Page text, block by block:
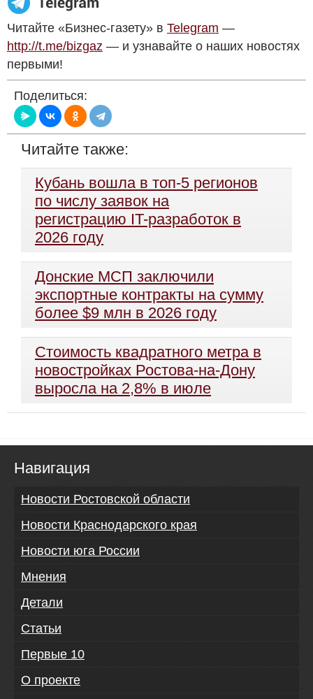
Читайте «Бизнес-газету» в Telegram —
http://t.me/bizgaz — и узнавайте о наших новостях
первыми!
Поделиться:
Читайте также:
Кубань вошла в топ-5 регионов
по числу заявок на
регистрацию IT-разработок в
2026 году
Донские МСП заключили
экспортные контракты на сумму
более $9 млн в 2026 году
Стоимость квадратного метра в
новостройках Ростова-на-Дону
выросла на 2,8% в июле
Навигация
Новости Ростовской области
Новости Краснодарского края
Новости юга России
Мнения
Детали
Статьи
Первые 10
О проекте